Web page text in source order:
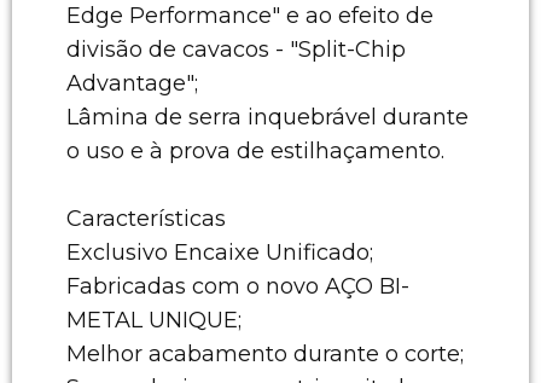
Edge Performance" e ao efeito de
divisão de cavacos - "Split-Chip
Advantage";
Lâmina de serra inquebrável durante
o uso e à prova de estilhaçamento.
Características
Exclusivo Encaixe Unificado;
Fabricadas com o novo AÇO BI-
METAL UNIQUE;
Melhor acabamento durante o corte;